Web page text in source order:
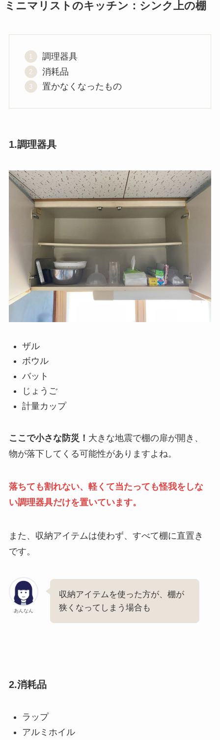
ミニマリストのキッチン：シンク上の棚
調理器具
消耗品
置かなくなったもの
1.調理器具
ザル
ボウル
バット
じょうご
計量カップ
ここで小さな防災！ 大きな地震で棚の扉が開き、
物が落下してくる可能性がありますよね。
落ちても割れない、軽くて当たっても怪我をしな
い調理器具だけを置いています。
また、収納アイテムは使わず、すべて棚に直置き
です。
あんなん
収納アイテムを使った方が、棚が
狭くなってしまう場合も
2.消耗品
ラップ
アルミホイル